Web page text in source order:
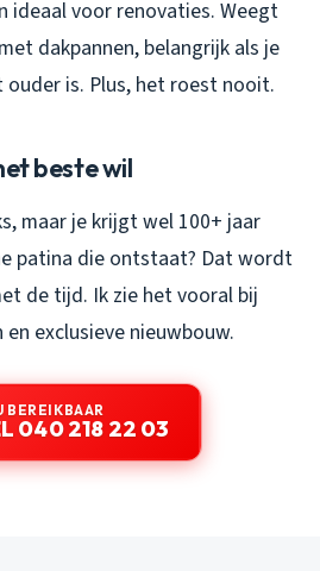
ideaal voor renovaties. Weegt
dakpannen, belangrijk als je
is. Plus, het roest nooit.
beste wil
maar je krijgt wel 100+ jaar
patina die ontstaat? Dat wordt
de tijd. Ik zie het vooral bij
exclusieve nieuwbouw.
BEREIKBAAR
040 218 22 03